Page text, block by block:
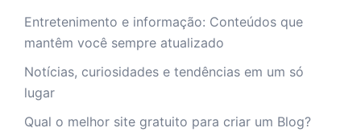
Entretenimento e informação: Conteúdos que
mantêm você sempre atualizado
Notícias, curiosidades e tendências em um só
lugar
Qual o melhor site gratuito para criar um Blog?